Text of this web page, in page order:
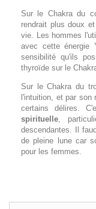
Sur le Chakra du
rendrait plus doux
vie. Les hommes
avec cette
sensibilité qu'ils
thyroïde sur le
Sur le Chakra du
l'intuition, et par son
certains délires.
spirituelle,
descendantes. Il
de pleine lune car
pour les femmes.